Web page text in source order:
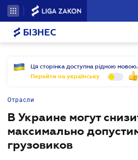
БІЗНЕС
Ця сторінка доступна рідною мовою.
Перейти на українську
Отрасли
В Украине могут
максимально
грузовиков